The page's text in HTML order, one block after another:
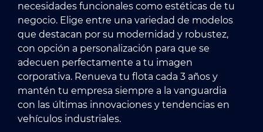
necesidades funcionales como estéticas de tu
negocio. Elige entre una variedad de modelos
que destacan por su modernidad y robustez,
con opción a personalización para que se
adecuen perfectamente a tu imagen
corporativa. Renueva tu flota cada 3 años y
mantén tu empresa siempre a la vanguardia
con las últimas innovaciones y tendencias en
vehículos industriales.